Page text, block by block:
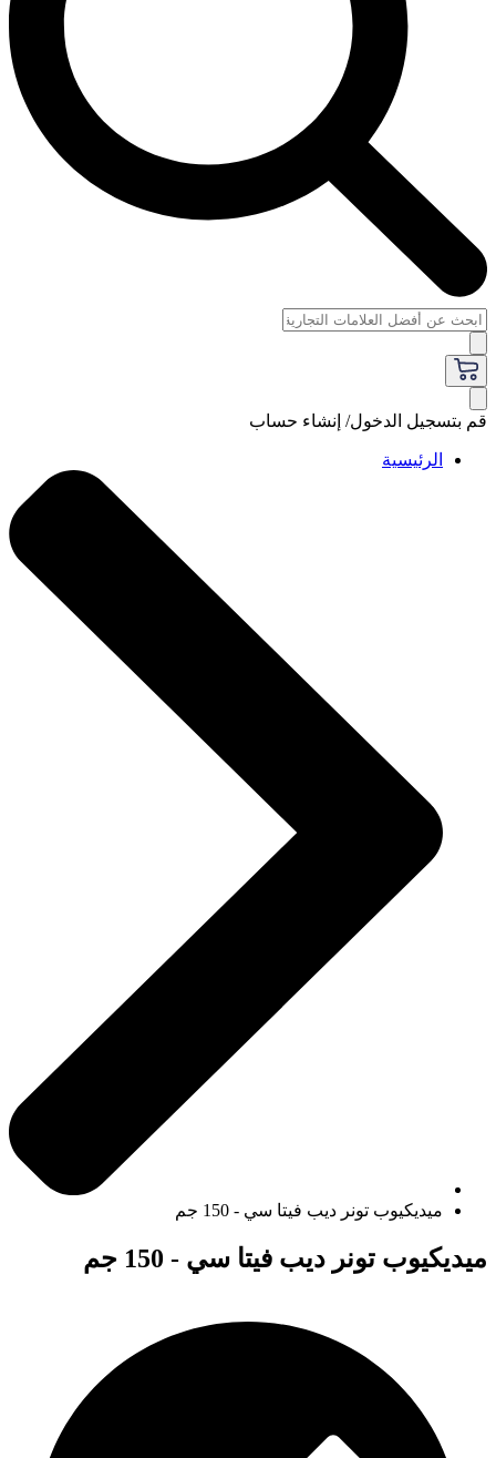
قم بتسجيل الدخول/ إنشاء حساب
الرئيسية
ميديكيوب تونر ديب فيتا سي - 150 جم
ميديكيوب تونر ديب فيتا سي - 150 جم